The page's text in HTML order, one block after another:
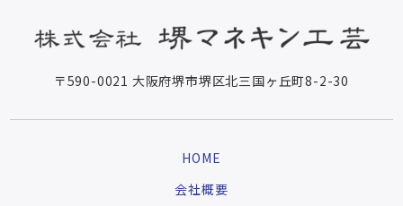
〒590-0021 大阪府堺市堺区北三国ヶ丘町8-2-30
HOME
会社概要